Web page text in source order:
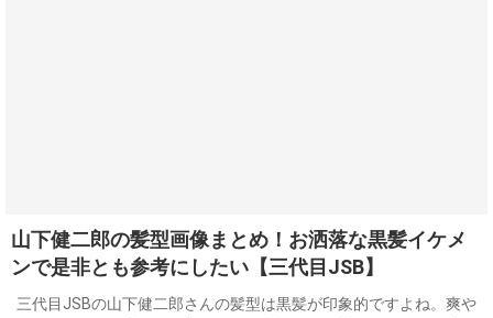
山下健二郎の髪型画像まとめ！お洒落な黒髪イケメ
ンで是非とも参考にしたい【三代目JSB】
三代目JSBの山下健二郎さんの髪型は黒髪が印象的ですよね。爽や